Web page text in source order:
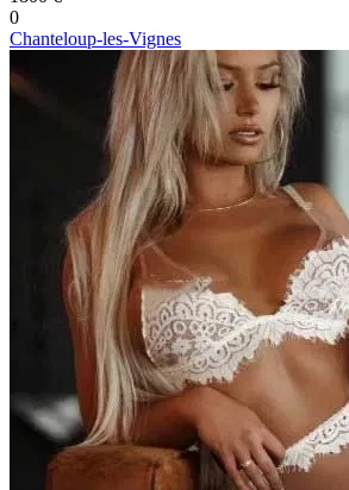
0
Chanteloup-les-Vignes